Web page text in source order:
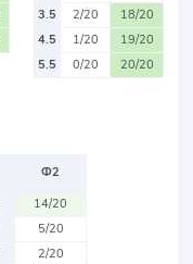
3.5
2/20
18/20
4.5
1/20
19/20
5.5
0/20 20/20
Ф2
14/20
5/20
2/20